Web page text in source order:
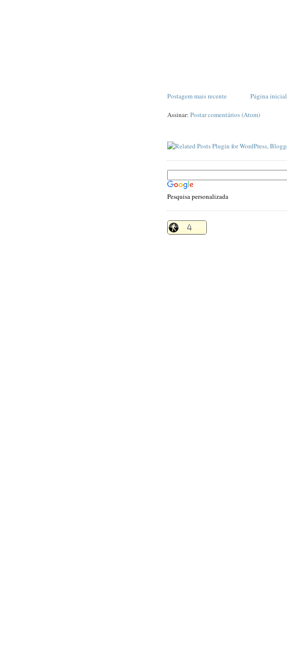
Postagem mais recente Página inicial
Assinar: Postar comentários (Atom)
Pesquisa personalizada